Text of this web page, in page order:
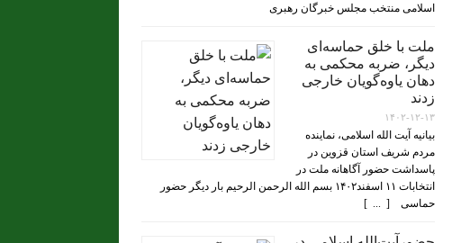
اسلامی منتخب مجلس خبرگان رهبری
ملت با خلق حماسه‌ای
دیگر، ضربه محکمی به
دهان یاوه‌گویان خارجی
زدند
۱۴۰۲-۱۲-۱۳
بیانیه آیت الله اسلامی، نماینده
مردم شریف استان قزوین در
پاسداشت حضور آگاهانه ملت در
انتخابات ۱۱ اسفند۱۴۰۲ بسم الله الرحمن الرحیم بار دیگر حضور
حماسی [ ... ]